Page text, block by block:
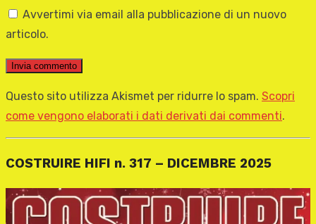
Avvertimi via email alla pubblicazione di un nuovo
articolo.
Questo sito utilizza Akismet per ridurre lo spam. Scopri
come vengono elaborati i dati derivati dai commenti.
COSTRUIRE HIFI n. 317 – DICEMBRE 2025